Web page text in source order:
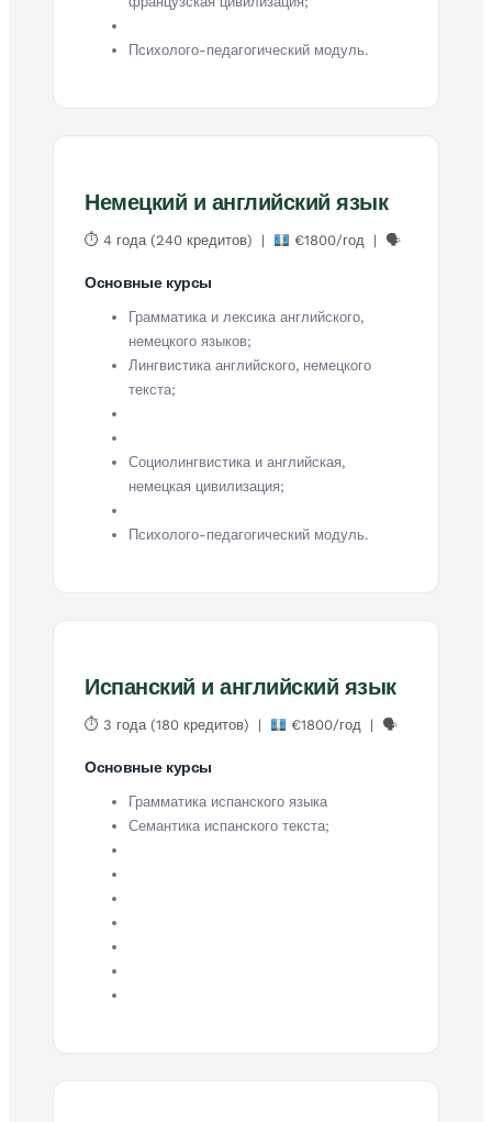
Психолого-педагогический модуль.
Немецкий и английский язык
⏱ 4 года (240 кредитов) | €1800/год | 🗣
Основные курсы
Грамматика и лексика английского,
немецкого языков;
Лингвистика английского, немецкого
текста;
Социолингвистика и английская,
немецкая цивилизация;
Психолого-педагогический модуль.
Испанский и английский язык
⏱ 3 года (180 кредитов) | €1800/год | 🗣
Основные курсы
Грамматика испанского языка
Семантика испанского текста;